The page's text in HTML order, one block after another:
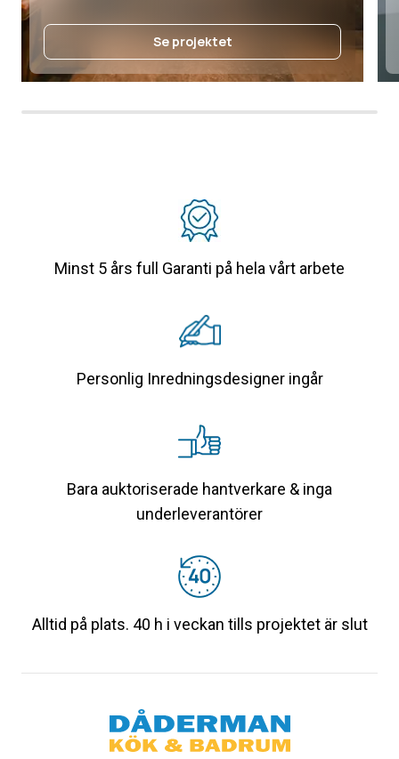
Se projektet
Minst 5 års full Garanti på hela vårt arbete
Personlig Inredningsdesigner ingår
Bara auktoriserade hantverkare & inga
underleverantörer
Alltid på plats. 40 h i veckan tills projektet är slut